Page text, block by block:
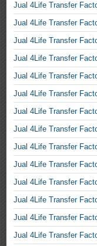
Jual 4Life Transfer
Jual 4Life Transfer
Jual 4Life Transfer
Jual 4Life Transfer
Jual 4Life Transfer
Jual 4Life Transfer
Jual 4Life Transfer
Jual 4Life Transfer
Jual 4Life Transfer
Jual 4Life Transfer
Jual 4Life Transfer
Jual 4Life Transfer
Jual 4Life Transfer
Jual 4Life Transfer